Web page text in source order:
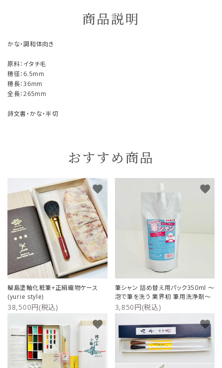
商品説明
かな・調和体向き
原料：イタチ毛
穂径：6.5mm
穂長：36mm
全長：265mm
詩文書・かな・半切
おすすめ商品
輪島塗軸化粧筆+正絹織物ケース
(yurie style)
38,500円(税込)
favorite
筆シャン 詰め替え用パック350ml ～
泡で筆を洗う 業界初 筆用洗浄剤～
3,850円(税込)
favorite
favorite favorite